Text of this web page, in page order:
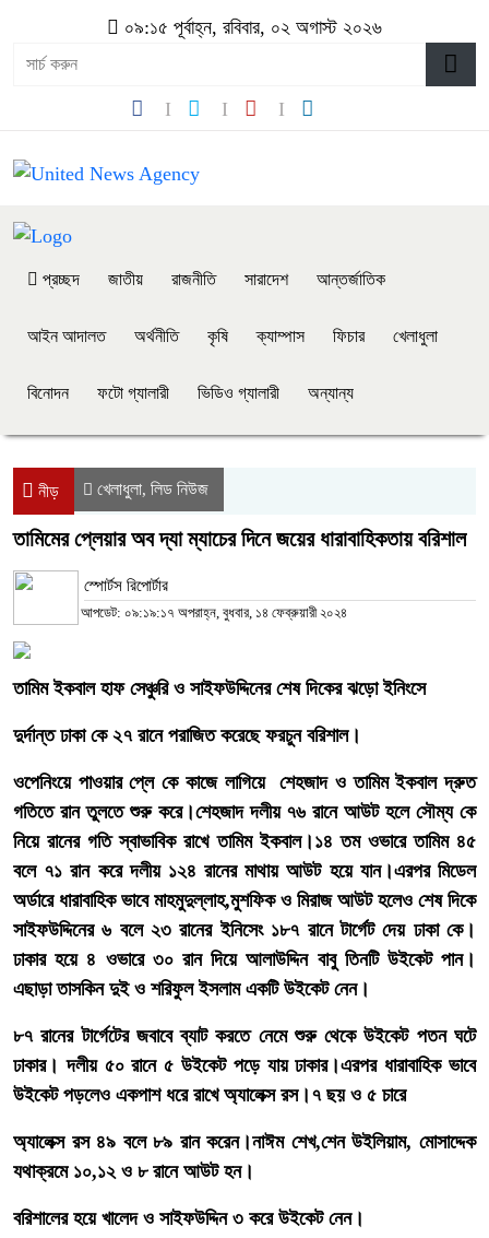
০৯:১৫ পূর্বাহ্ন, রবিবার, ০২ অগাস্ট ২০২৬
প্রচ্ছদ জাতীয় রাজনীতি সারাদেশ আন্তর্জাতিক
আইন আদালত অর্থনীতি কৃষি ক্যাম্পাস ফিচার খেলাধুলা
বিনোদন ফটো গ্যালারী ভিডিও গ্যালারী অন্যান্য
নীড় খেলাধুলা, লিড নিউজ
তামিমের প্লেয়ার অব দ্যা ম্যাচের দিনে জয়ের ধারাবাহিকতায় বরিশাল
স্পোর্টস রিপোর্টার
আপডেট: ০৯:১৯:১৭ অপরাহ্ন, বুধবার, ১৪ ফেব্রুয়ারী ২০২৪
তামিম ইকবাল হাফ সেঞ্চুরি ও সাইফউদ্দিনের শেষ দিকের ঝড়ো ইনিংসে
দুর্দান্ত ঢাকা কে ২৭ রানে পরাজিত করেছে ফরচুন বরিশাল।
ওপেনিংয়ে পাওয়ার প্লে কে কাজে লাগিয়ে শেহজাদ ও তামিম ইকবাল দ্রুত
গতিতে রান তুলতে শুরু করে।শেহজাদ দলীয় ৭৬ রানে আউট হলে সৌম্য কে
নিয়ে রানের গতি স্বাভাবিক রাখে তামিম ইকবাল।১৪ তম ওভারে তামিম ৪৫
বলে ৭১ রান করে দলীয় ১২৪ রানের মাথায় ‍আউট হয়ে যান।এরপর মিডেল
অর্ডারে ধারাবাহিক ভাবে মাহমুদুল্লাহ,মুশফিক ও মিরাজ আউট হলেও শেষ দিকে
সাইফউদ্দিনের ৬ বলে ২৩ রানের ইনিসেং ১৮৭ রানে টার্গেট দেয় ঢাকা কে।
ঢাকার হয়ে ৪ ওভারে ৩০ রান দিয়ে আলাউদ্দিন বাবু তিনটি উইকেট পান।
এছাড়া তাসকিন দুই ও শরিফুল ইসলাম একটি উইকেট নেন।
৮৭ রানের টার্গেটের জবাবে ব্যাট করতে নেমে শুরু থেকে উইকেট পতন ঘটে
ঢাকার। দলীয় ৫০ রানে ৫ উইকেট পড়ে যায় ঢাকার।‌এরপর ধারাবাহিক ভাবে
উইকেট পড়লেও একপাশ ধরে ‍রাখে অ্যালেক্স রস।৭ ছয় ও ৫ চারে
অ্যালেক্স রস ৪৯ বলে ৮৯ রান করেন।নাঈম শেখ,শেন উইলিয়াম, মোসাদ্দেক
যথাক্রমে ১০,১২ ও ৮ রানে আউট হন।
বরিশালের হয়ে খালেদ ও সাইফউদ্দিন ৩ করে উইকেট নেন।